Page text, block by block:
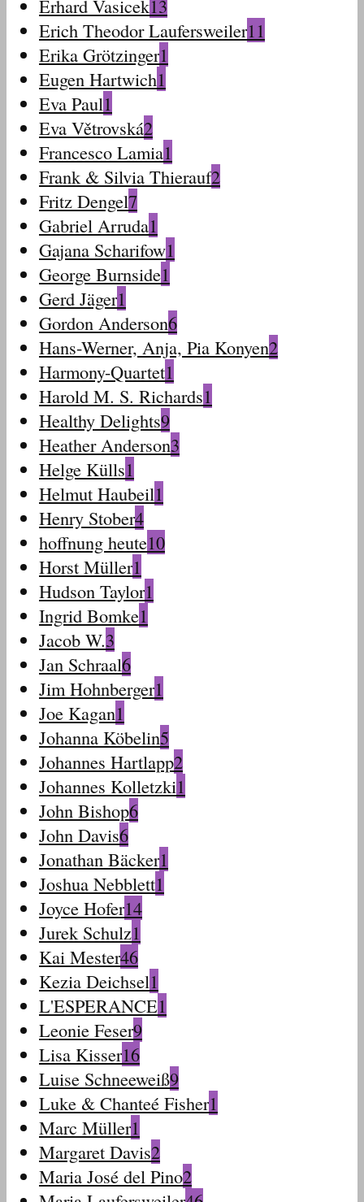
Erhard Vasicek13
Erich Theodor Laufersweiler11
Erika Grötzinger1
Eugen Hartwich1
Eva Paul1
Eva Větrovská2
Francesco Lamia1
Frank & Silvia Thierauf2
Fritz Dengel7
Gabriel Arruda1
Gajana Scharifow1
George Burnside1
Gerd Jäger1
Gordon Anderson6
Hans-Werner, Anja, Pia Konyen2
Harmony-Quartet1
Harold M. S. Richards1
Healthy Delights9
Heather Anderson3
Helge Külls1
Helmut Haubeil1
Henry Stober4
hoffnung heute10
Horst Müller1
Hudson Taylor1
Ingrid Bomke1
Jacob W.3
Jan Schraal6
Jim Hohnberger1
Joe Kagan1
Johanna Köbelin5
Johannes Hartlapp2
Johannes Kolletzki1
John Bishop6
John Davis6
Jonathan Bäcker1
Joshua Nebblett1
Joyce Hofer14
Jurek Schulz1
Kai Mester46
Kezia Deichsel1
L'ESPERANCE1
Leonie Feser9
Lisa Kisser16
Luise Schneeweiß9
Luke & Chanteé Fisher1
Marc Müller1
Margaret Davis2
Maria José del Pino2